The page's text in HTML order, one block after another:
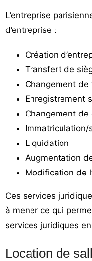
L’entreprise
d’entreprise :
Création
Transfert de
Changement
Enregistrement
Changement
Immatriculation/
Liquidation
Augmentation
Modification de
Ces services
à mener ce qui
services juridiques
Location de